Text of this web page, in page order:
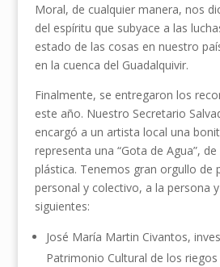
Moral, de cualquier manera, nos
del espíritu que subyace a las
estado de las cosas en nuestro
en la cuenca del Guadalquivir.
Finalmente, se entregaron los
este año. Nuestro Secretario
encargó a un artista local una
representa una “Gota de Agua”,
plástica. Tenemos gran orgullo de
personal y colectivo, a la persona
siguientes:
José María Martin Civantos,
Patrimonio Cultural de los